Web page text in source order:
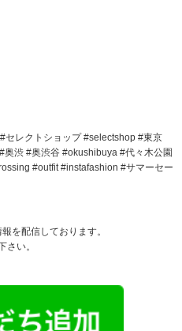
レクトショップ #selectshop #東京
渋 #奥渋谷 #okushibuya #代々木公園
#outfit #instafashion #サマーセー
を配信しております。
さい。